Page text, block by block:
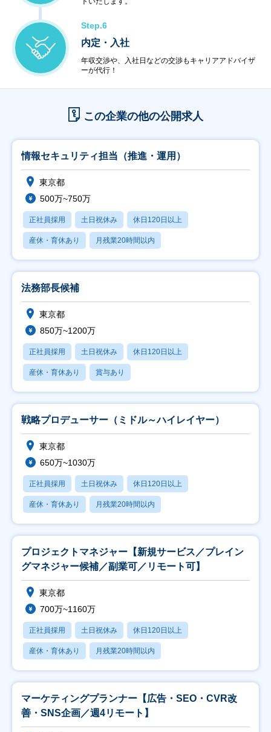
Step.6
内定・入社
年収交渉や、入社日などの交渉もキャリアアドバイザ
ーが代行！
この企業の他の公開求人
情報セキュリティ担当（推進・運用）
東京都
500万~750万
正社員採用 土日祝休み 休日120日以上
産休・育休あり 月残業20時間以内
法務部長候補
東京都
850万~1200万
正社員採用 土日祝休み 休日120日以上
産休・育休あり 賞与あり
戦略プロデューサー（ミドル～ハイレイヤー）
東京都
650万~1030万
正社員採用 土日祝休み 休日120日以上
産休・育休あり 月残業20時間以内
プロジェクトマネジャー【新規サービス／プレイン
グマネジャー候補／副業可／リモート可】
東京都
700万~1160万
正社員採用 土日祝休み 休日120日以上
産休・育休あり 月残業20時間以内
マーケティングプランナー【広告・SEO・CVR改
善・SNS企画／週4リモート】